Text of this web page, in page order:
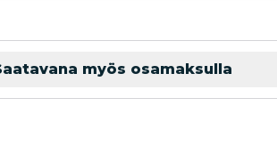
myös osamaksulla